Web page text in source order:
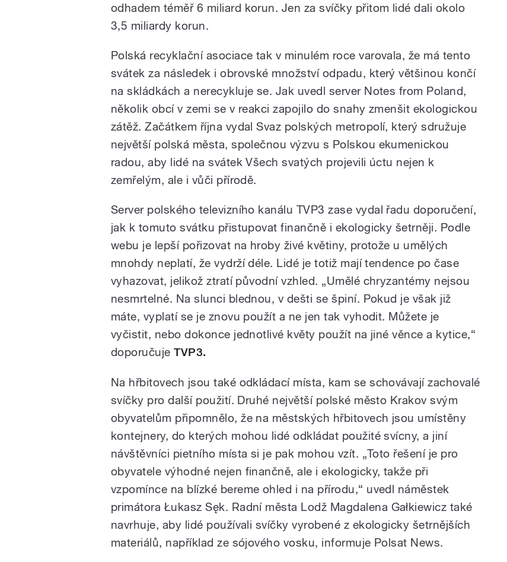
odhadem téměř 6 miliard korun. Jen za svíčky přitom lidé dali okolo
3,5 miliardy korun.
Polská recyklační asociace tak v minulém roce varovala, že má tento
svátek za následek i obrovské množství odpadu, který většinou končí
na skládkách a nerecykluje se. Jak uvedl server Notes from Poland,
několik obcí v zemi se v reakci zapojilo do snahy zmenšit ekologickou
zátěž. Začátkem října vydal Svaz polských metropolí, který sdružuje
největší polská města, společnou výzvu s Polskou ekumenickou
radou, aby lidé na svátek Všech svatých projevili úctu nejen k
zemřelým, ale i vůči přírodě.
Server polského televizního kanálu TVP3 zase vydal řadu doporučení,
jak k tomuto svátku přistupovat finančně i ekologicky šetrněji. Podle
webu je lepší pořizovat na hroby živé květiny, protože u umělých
mnohdy neplatí, že vydrží déle. Lidé je totiž mají tendence po čase
vyhazovat, jelikož ztratí původní vzhled. „Umělé chryzantémy nejsou
nesmrtelné. Na slunci blednou, v dešti se špiní. Pokud je však již
máte, vyplatí se je znovu použít a ne jen tak vyhodit. Můžete je
vyčistit, nebo dokonce jednotlivé květy použít na jiné věnce a kytice,“
doporučujeTVP3.
Na hřbitovech jsou také odkládací místa, kam se schovávají zachovalé
svíčky pro další použití. Druhé největší polské město Krakov svým
obyvatelům připomnělo, že na městských hřbitovech jsou umístěny
kontejnery, do kterých mohou lidé odkládat použité svícny, a jiní
návštěvníci pietního místa si je pak mohou vzít. „Toto řešení je pro
obyvatele výhodné nejen finančně, ale i ekologicky, takže při
vzpomínce na blízké bereme ohled i na přírodu,“ uvedl náměstek
primátora Łukasz Sęk. Radní města Lodž Magdalena Gałkiewicz také
navrhuje, aby lidé používali svíčky vyrobené z ekologicky šetrnějších
materiálů, například ze sójového vosku, informuje Polsat News.